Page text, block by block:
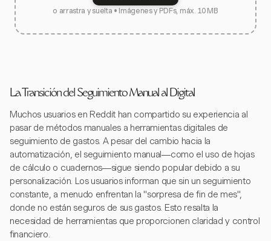
o arrastra y suelta • Imágenes y PDFs, máx. 10 MB
La Transición del Seguimiento Manual al Digital
Muchos usuarios en Reddit han compartido su experiencia al
pasar de métodos manuales a herramientas digitales de
seguimiento de gastos. A pesar del cambio hacia la
automatización, el seguimiento manual—como el uso de hojas
de cálculo o cuadernos—sigue siendo popular debido a su
personalización. Los usuarios informan que sin un seguimiento
constante, a menudo enfrentan la "sorpresa de fin de mes",
donde no están seguros de sus gastos. Esto resalta la
necesidad de herramientas que proporcionen claridad y control
financiero.